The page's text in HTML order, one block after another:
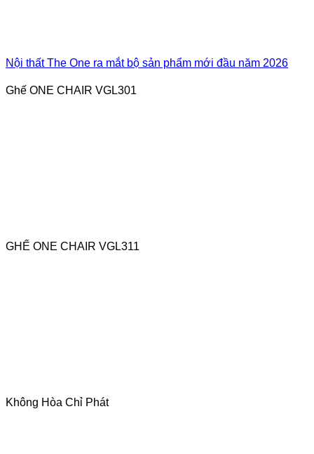
Nội thất The One ra mắt bộ sản phẩm mới đầu năm 2026
Ghế ONE CHAIR VGL301
GHẾ ONE CHAIR VGL311
Không Hòa Chỉ Phát